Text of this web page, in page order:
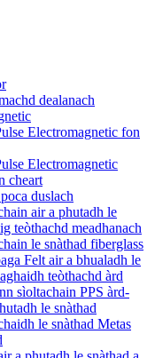
dealanach
Electromagnetic fon
Electromagnetic
cheart
duslach
air a phutadh le
teòthachd meadhanach
le snàthad fiberglass
Felt air a bhualadh le
teòthachd àrd
sìoltachain PPS àrd-
le snàthad
le snàthad Metas